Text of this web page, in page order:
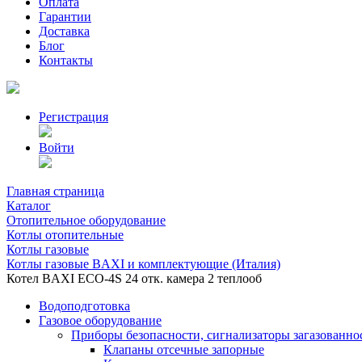
Гарантии
Доставка
Блог
Контакты
Регистрация
Войти
Главная страница
Каталог
Отопительное оборудование
Котлы отопительные
Котлы газовые
Котлы газовые BAXI и комплектующие (Италия)
Котел BAXI ECO-4S 24 отк. камера 2 теплооб
Водоподготовка
Газовое оборудование
Приборы безопасности, сигнализаторы
Клапаны отсечные запорные